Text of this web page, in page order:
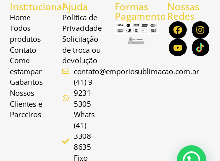
Institucional
Home
Todos
produtos
Contato
Como
estampar
Gabaritos
Nossos
Clientes e
Parceiros
Ajuda
Política de
Privacidade
Solicitação
de troca ou
devolução
contato@emporiosublimacao.com.br
(41) 9
9231-
5305
Whats
(41)
3308-
8635
Fixo
Formas
Pagamento
Nossas
Redes